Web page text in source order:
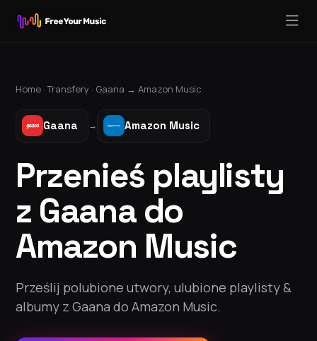
Home ·Transfery · Gaana → Amazon Music
Gaana → Amazon Music
Przenieś playlisty
z Gaana do
Amazon Music
Prześlij polubione utwory, ulubione playlisty &
albumy z Gaana do Amazon Music.